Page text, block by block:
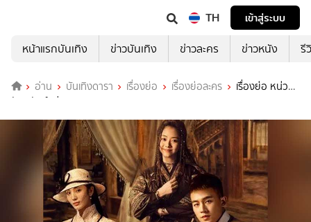
TH
เข้าสู่ระบบ
หน้าแรกบันเทิง
ข่าวบันเทิง ข่าวละคร ข่าวหนัง รี
อ่าน บันเทิงดารา เรื่องย่อ เรื่องย่อละคร
เรื่องย่อ หน่วย
ลับพิทักษ์แผ่นดิน The Eight